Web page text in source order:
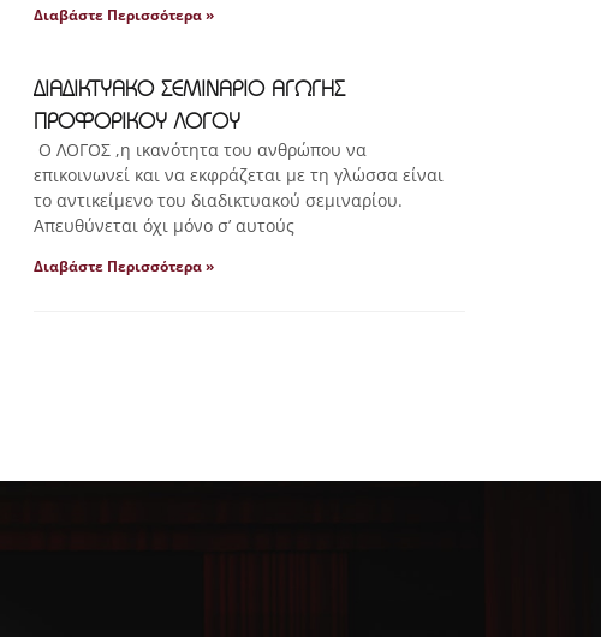
Διαβάστε Περισσότερα »
ΔΙΑΔΙΚΤΥΑΚΟ ΣΕΜΙΝΑΡΙΟ ΑΓΩΓΗΣ
ΠΡΟΦΟΡΙΚΟΥ ΛΟΓΟΥ
Ο ΛΟΓΟΣ ,η ικανότητα του ανθρώπου να
επικοινωνεί και να εκφράζεται με τη γλώσσα είναι
το αντικείμενο του διαδικτυακού σεμιναρίου.
Απευθύνεται όχι μόνο σ’ αυτούς
Διαβάστε Περισσότερα »